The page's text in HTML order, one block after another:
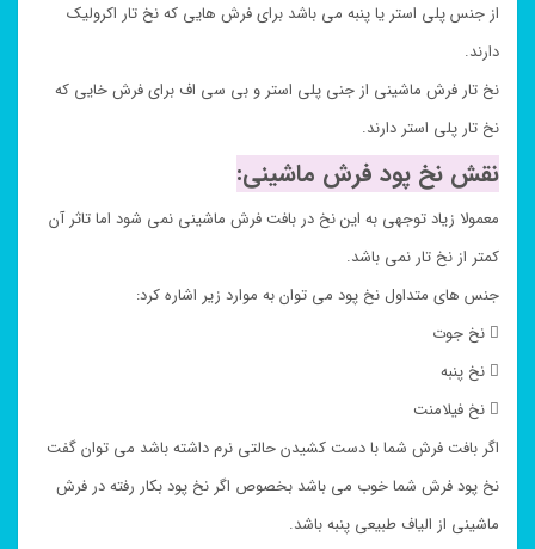
از جنس پلی استر یا پنبه می باشد برای فرش هایی که نخ تار اکرولیک
دارند.
نخ تار فرش ماشینی از جنی پلی استر و بی سی اف برای فرش خایی که
نخ تار پلی استر دارند.
نقش نخ پود فرش ماشینی:
معمولا زیاد توجهی به این نخ در بافت فرش ماشینی نمی شود اما تاثر آن
کمتر از نخ تار نمی باشد.
جنس های متداول نخ پود می توان به موارد زیر اشاره کرد:
 نخ جوت
 نخ پنبه
 نخ فیلامنت
اگر بافت فرش شما با دست کشیدن حالتی نرم داشته باشد می توان گفت
نخ پود فرش شما خوب می باشد بخصوص اگر نخ پود بکار رفته در فرش
ماشینی از الیاف طبیعی پنبه باشد.